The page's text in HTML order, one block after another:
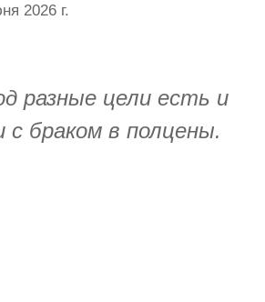
2026 г.
разные цели есть и
с браком в полцены.